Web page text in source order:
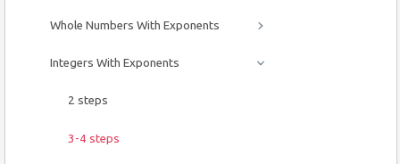
Whole Numbers With Exponents
Integers With Exponents
2 steps
3-4 steps